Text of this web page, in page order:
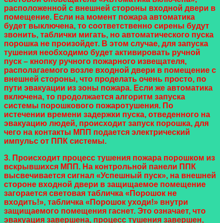
расположенной с внешней стороны входной двери в
помещение. Если на момент пожара автоматика
будет выключена, то соответственно сирены будут
звонить, таблички мигать, но автоматического пуска
порошка не произойдет. В этом случае, для запуска
тушения необходимо будет активировать ручной
пуск – кнопку ручного пожарного извещателя,
располагаемого возле входной двери в помещение с
внешней стороны, что проделать очень просто, по
пути эвакуации из зоны пожара. Если же автоматика
включена, то продолжается алгоритм запуска
системы порошкового пожаротушения. По
истечении времени задержки пуска, отведенного на
эвакуацию людей, происходит запуск порошка, для
чего на контакты МПП подается электрический
импульс от ППК системы.
3. Происходит процесс тушения пожара порошком из
вскрывшихся МПП. На контрольной панели ППК
высвечивается сигнал «Успешный пуск», на внешней
стороне входной двери в защищаемое помещение
загорается световая табличка «Порошок не
входить!», табличка «Порошок уходи!» внутри
защищаемого помещения гаснет. Это означает, что
эвакуация завершена, процесс тушения завершен,